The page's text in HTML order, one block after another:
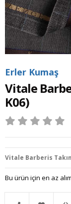
Erler Kumaş
Vitale
K06)
Vitale Barberis
Bu ürün için en az